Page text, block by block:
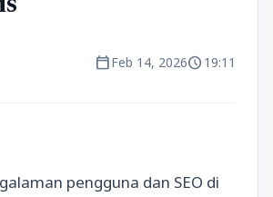
calendar_todayFeb 14, 2026schedule19:11
pengguna dan SEO di